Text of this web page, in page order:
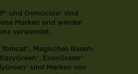
und Osmocote® sind
Marken und werden
verwendet.
Magisches Rasen-
EvenGreen®
sind Marken von